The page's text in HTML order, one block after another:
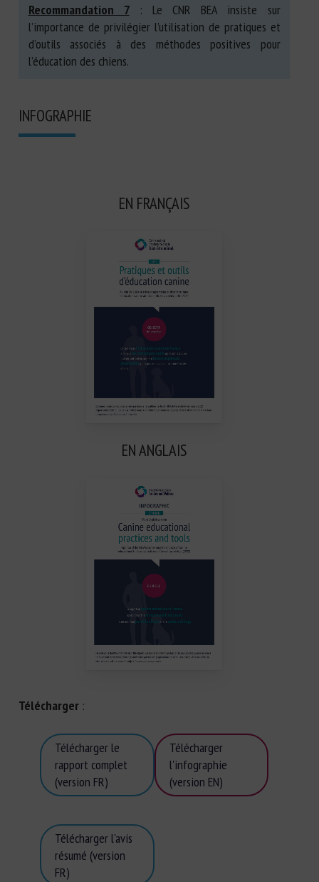
Recommandation 7
: Le CNR BEA insiste sur
l’importance de privilégier l’utilisation de pratiques et
d’outils associés à des méthodes positives pour
l’éducation des chiens.
INFOGRAPHIE
EN FRANÇAIS
EN ANGLAIS
Télécharger :
Télécharger le
rapport complet
(version FR)
Télécharger l'avis
résumé (version
FR)
Télécharger
l'infographie
(version EN)